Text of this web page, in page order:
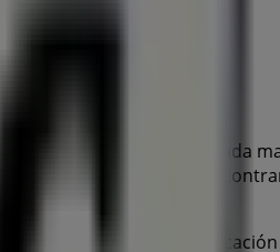
de esta destacada
, y en ella
ofertas exclusivas y la